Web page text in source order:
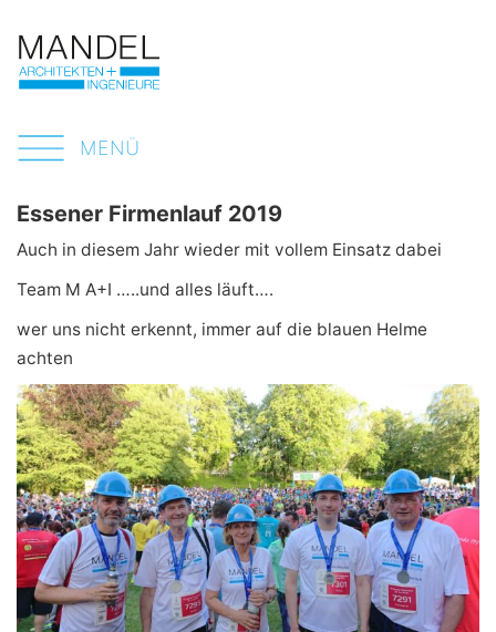
MENÜ
Essener Firmenlauf 2019
Auch in diesem Jahr wieder mit vollem Einsatz dabei
Team M A+I …..und alles läuft….
wer uns nicht erkennt, immer auf die blauen Helme
achten